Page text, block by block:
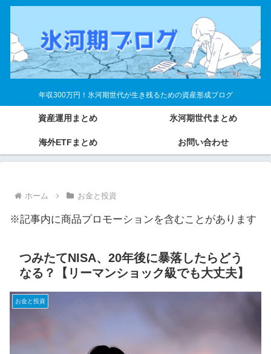
年収300万円！氷河期世代が生き残るための資産形成ブログ
資産運用まとめ 氷河期世代まとめ
海外ETFまとめ お問い合わせ
ホーム お金と投資
※記事内に商品プロモーションを含むことがあります
つみたてNISA、20年後に暴落したらどう
なる？【リーマンショック級でも大丈夫】
お金と投資